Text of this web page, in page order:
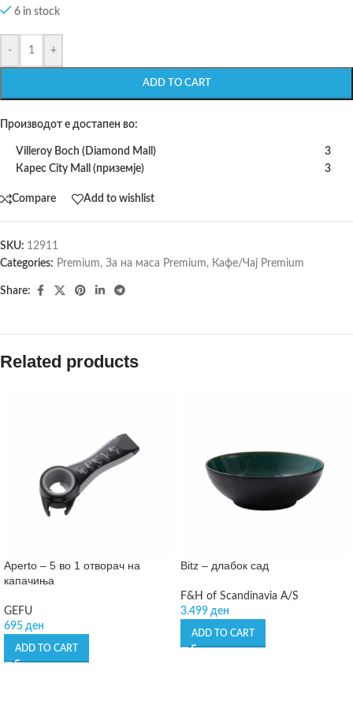
6 in stock
- +
ADD TO CART
Производот е достапен во:
Villeroy Boch (Diamond Mall)
3
Карес City Mall (приземје)
3
Compare Add to wishlist
SKU: 12911
Categories: Premium, За на маса Premium, Кафе/Чај Premium
Share:
Related products
Aperto – 5 во 1 отворач на
капачиња
GEFU
695 ден
ADD TO CART
Bitz – длабок сад
F&H of Scandinavia A/S
3.499 ден
ADD TO CART